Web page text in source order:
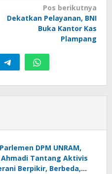
Pos berikutnya
Dekatkan Pelayanan, BNI
Buka Kantor Kas
Plampang
DPM UNRAM,
Tantang Aktivis
Berpikir, Berbeda,